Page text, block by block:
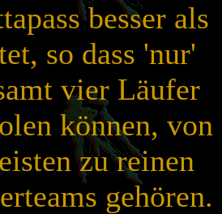
besser als
so dass 'nur'
vier Läufer
können, von
zu reinen
gehören.